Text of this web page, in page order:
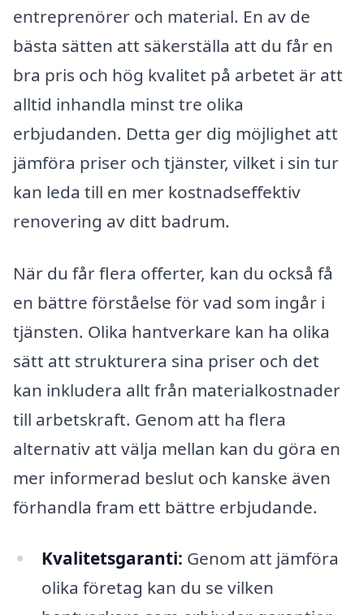
entreprenörer och material. En av de
bästa sätten att säkerställa att du får en
bra pris och hög kvalitet på arbetet är att
alltid inhandla minst tre olika
erbjudanden. Detta ger dig möjlighet att
jämföra priser och tjänster, vilket i sin tur
kan leda till en mer kostnadseffektiv
renovering av ditt badrum.
När du får flera offerter, kan du också få
en bättre förståelse för vad som ingår i
tjänsten. Olika hantverkare kan ha olika
sätt att strukturera sina priser och det
kan inkludera allt från materialkostnader
till arbetskraft. Genom att ha flera
alternativ att välja mellan kan du göra en
mer informerad beslut och kanske även
förhandla fram ett bättre erbjudande.
Kvalitetsgaranti: Genom att jämföra
olika företag kan du se vilken